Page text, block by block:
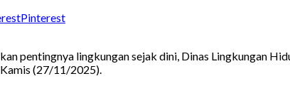
Pinterest
pentingnya lingkungan sejak dini, Dinas Lingkungan
Kamis (27/11/2025).